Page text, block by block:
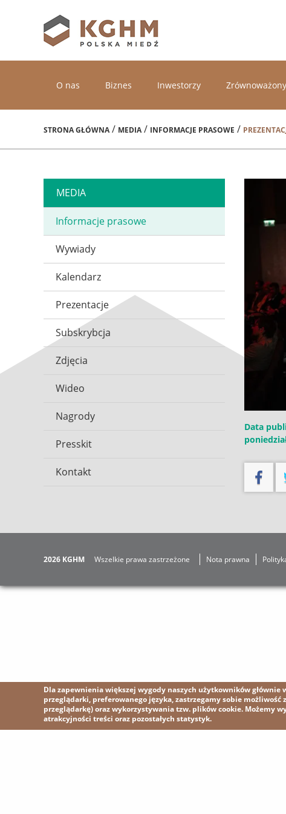
O nas Biznes Inwestorzy
STRONA GŁÓWNA/ MEDIA/ INFORMACJE PRASOWE /
MEDIA
Informacje prasowe
Wywiady
Kalendarz
Prezentacje
Subskrybcja
Zdjęcia
Wideo
Nagrody
Presskit
Kontakt
Data
2026 KGHM Wszelkie prawa zastrzeżone Nota prawna
Dla zapewnienia większej wygody naszych użytkowników
przeglądarki, preferowanego języka, zastrzegamy sobie
przeglądarkę) oraz wykorzystywania tzw. plików cookie. Możemy
atrakcyjności treści oraz pozostałych statystyk.